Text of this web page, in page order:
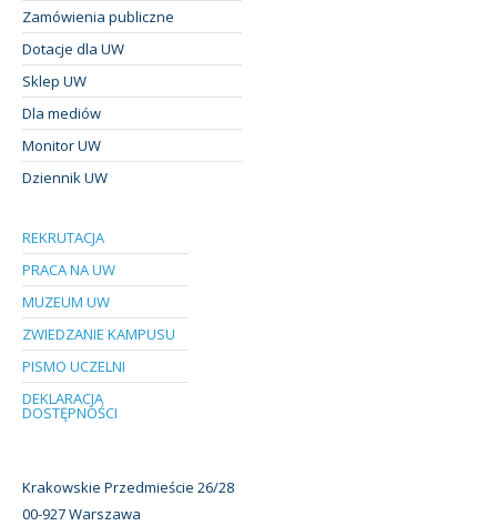
Zamówienia publiczne
Dotacje dla UW
Sklep UW
Dla mediów
Monitor UW
Dziennik UW
REKRUTACJA
PRACA NA UW
MUZEUM UW
ZWIEDZANIE KAMPUSU
PISMO UCZELNI
DEKLARACJA
DOSTĘPNOŚCI
Krakowskie Przedmieście 26/28
00-927 Warszawa